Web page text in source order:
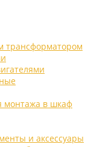
монтажа в шкаф
и аксессуары